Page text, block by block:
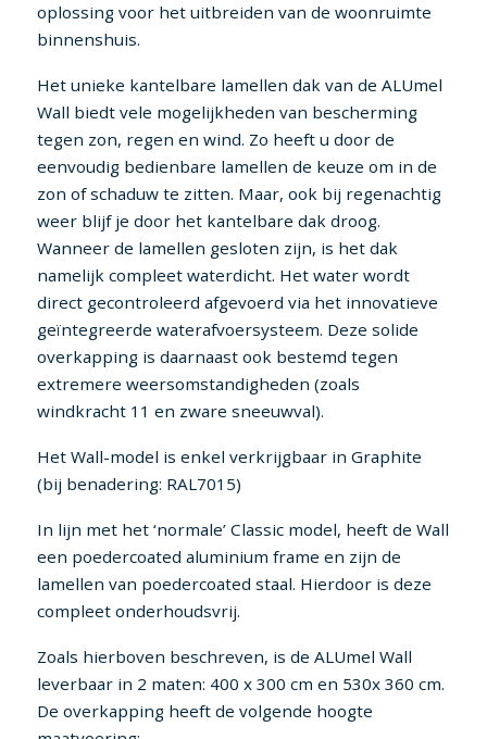
oplossing voor het uitbreiden van de woonruimte
binnenshuis.
Het unieke kantelbare lamellen dak van de ALUmel
Wall biedt vele mogelijkheden van bescherming
tegen zon, regen en wind. Zo heeft u door de
eenvoudig bedienbare lamellen de keuze om in de
zon of schaduw te zitten. Maar, ook bij regenachtig
weer blijf je door het kantelbare dak droog.
Wanneer de lamellen gesloten zijn, is het dak
namelijk compleet waterdicht. Het water wordt
direct gecontroleerd afgevoerd via het innovatieve
geïntegreerde waterafvoersysteem. Deze solide
overkapping is daarnaast ook bestemd tegen
extremere weersomstandigheden (zoals
windkracht 11 en zware sneeuwval).
Het Wall-model is enkel verkrijgbaar in Graphite
(bij benadering: RAL7015)
In lijn met het ‘normale’ Classic model, heeft de Wall
een poedercoated aluminium frame en zijn de
lamellen van poedercoated staal. Hierdoor is deze
compleet onderhoudsvrij.
Zoals hierboven beschreven, is de ALUmel Wall
leverbaar in 2 maten: 400 x 300 cm en 530x 360 cm.
De overkapping heeft de volgende hoogte